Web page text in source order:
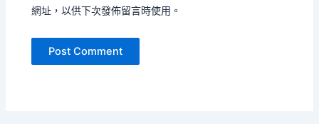
網址，以供下次發佈留言時使用。